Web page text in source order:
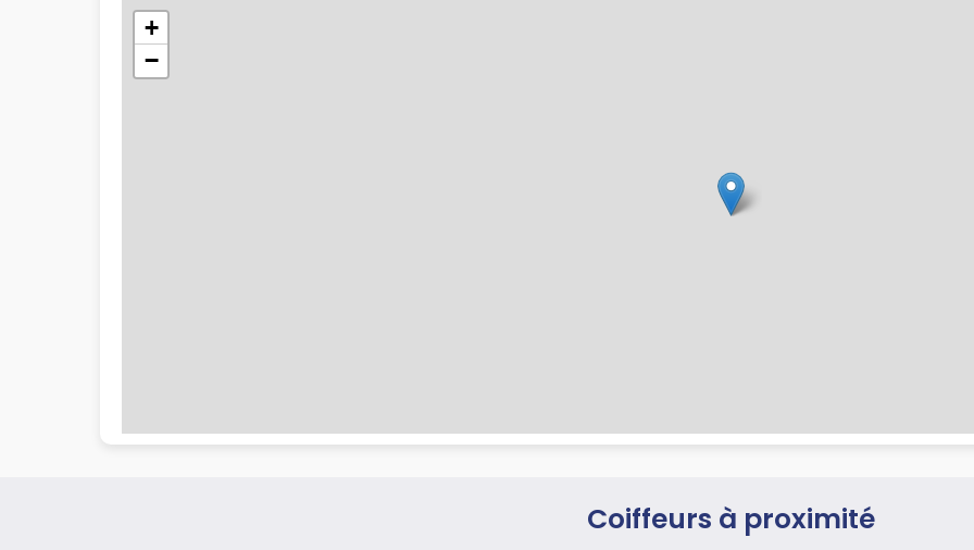
+
−
Coiffeurs à proximité